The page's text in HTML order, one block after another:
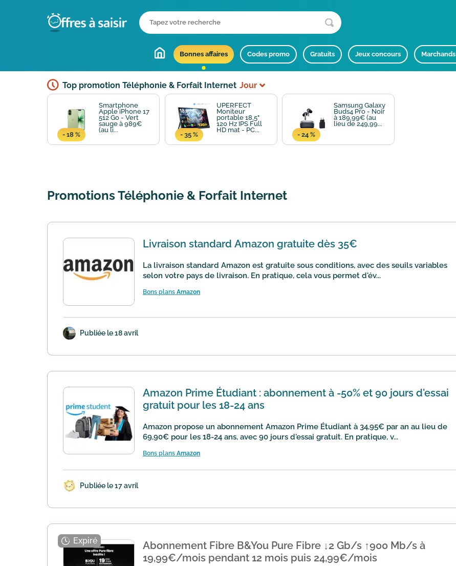
Bonnes affaires Codes promo Gratuits Jeux concours Marchands
Top promotion Téléphonie & Forfait Internet Jour
Smartphone
Apple iPhone 17
512 Go - Vert
sauge à 989€
(au li...
- 18 %
UPERFECT
Moniteur
portable 18,5"
120 Hz IPS Full
HD mat - PC...
- 35 %
Samsung Galaxy
Buds4 Pro - Noir
à 189,99€ (au
lieu de 249,99...
- 24 %
Promotions Téléphonie & Forfait Internet
Livraison standard Amazon gratuite dès 35€
La livraison standard Amazon est gratuite sous conditions, avec des seuils variables
selon votre pays de livraison. En pratique, cela vous permet d'év...
Bons plans Amazon
Publiée le 18 avril
Amazon Prime Étudiant : abonnement à -50% et 90 jours d'essai
gratuit pour les 18-24 ans
Amazon propose un abonnement Amazon Prime Étudiant à 34,95€ par an au lieu de
69,90€ pour les 18-24 ans, avec 90 jours d'essai gratuit. En pratique, v...
Bons plans Amazon
Publiée le 17 avril
Abonnement Fibre B&You Pure Fibre ↓2 Gb/s ↑900 Mb/s à
19,99€/mois pendant 12 mois puis 24,99€/mois